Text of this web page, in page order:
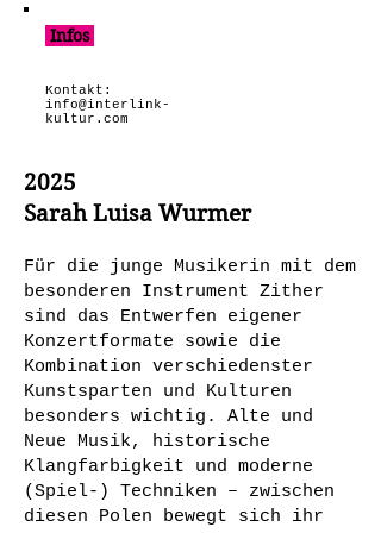
Infos
Kontakt:
info@interlink-
kultur.com
2025
Sarah Luisa Wurmer
Für die junge Musikerin mit dem
besonderen Instrument Zither
sind das Entwerfen eigener
Konzertformate sowie die
Kombination verschiedenster
Kunstsparten und Kulturen
besonders wichtig. Alte und
Neue Musik, historische
Klangfarbigkeit und moderne
(Spiel-) Techniken – zwischen
diesen Polen bewegt sich ihr